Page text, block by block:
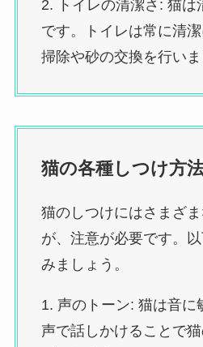
2. トイレの清潔さ: 猫は
です。トイレは常に清
掃除や砂の交換を行いま
猫の各種しつけ方
猫のしつけにはさまざ
が、注意が必要です。
みましょう。
1. 声のトーン: 猫は音に
声で話しかけることで